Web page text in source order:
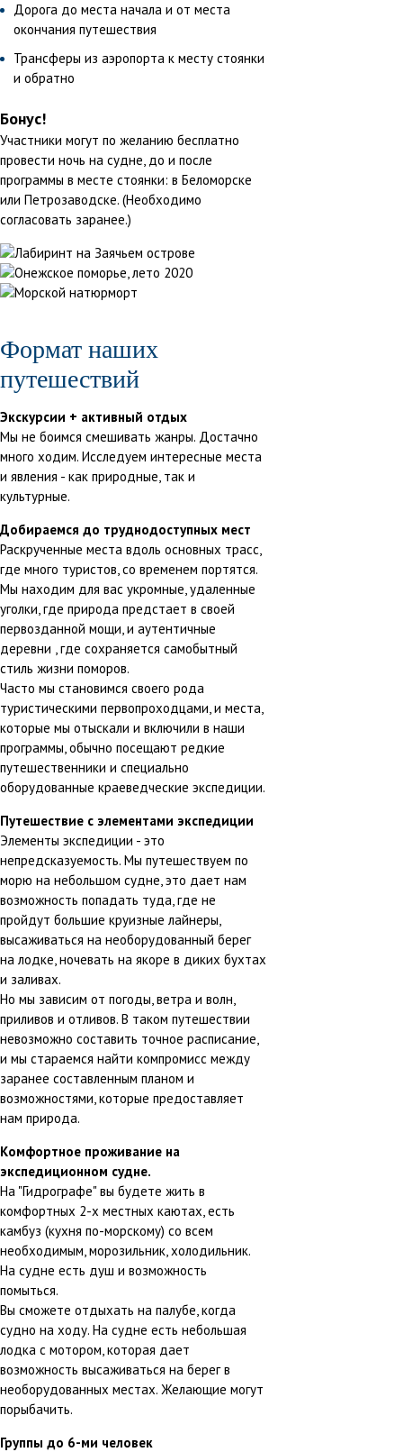
Дорога до места начала и от места
окончания путешествия
Трансферы из аэропорта к месту стоянки
и обратно
Бонус!
Участники могут по желанию бесплатно
провести ночь на судне, до и после
программы в месте стоянки: в Беломорске
или Петрозаводске. (Необходимо
согласовать заранее.)
Формат наших
путешествий
Экскурсии + активный отдых
Мы не боимся смешивать жанры. Достачно
много ходим. Исследуем интересные места
и явления - как природные, так и
культурные.
Добираемся до труднодоступных мест
Раскрученные места вдоль основных трасс,
где много туристов, со временем портятся.
Мы находим для вас укромные, удаленные
уголки, где природа предстает в своей
первозданной мощи, и аутентичные
деревни , где сохраняется самобытный
стиль жизни поморов.
Часто мы становимся своего рода
туристическими первопроходцами, и места,
которые мы отыскали и включили в наши
программы, обычно посещают редкие
путешественники и специально
оборудованные краеведческие экспедиции.
Путешествие с элементами экспедиции
Элементы экспедиции - это
непредсказуемость. Мы путешествуем по
морю на небольшом судне, это дает нам
возможность попадать туда, где не
пройдут большие круизные лайнеры,
высаживаться на необорудованный берег
на лодке, ночевать на якоре в диких бухтах
и заливах.
Но мы зависим от погоды, ветра и волн,
приливов и отливов. В таком путешествии
невозможно составить точное расписание,
и мы стараемся найти компромисс между
заранее составленным планом и
возможностями, которые предоставляет
нам природа.
Комфортное проживание на
экспедиционном судне.
На "Гидрографе" вы будете жить в
комфортных 2-х местных каютах, есть
камбуз (кухня по-морскому) со всем
необходимым, морозильник, холодильник.
На судне есть душ и возможность
помыться.
Вы сможете отдыхать на палубе, когда
судно на ходу. На судне есть небольшая
лодка с мотором, которая дает
возможность высаживаться на берег в
необорудованных местах. Желающие могут
порыбачить.
Группы до 6-ми человек